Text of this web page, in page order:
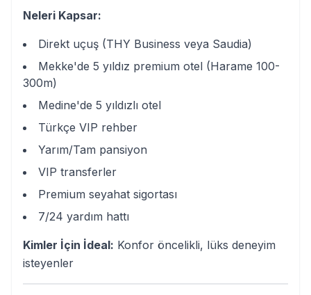
Neleri Kapsar:
Direkt uçuş (THY Business veya Saudia)
Mekke'de 5 yıldız premium otel (Harame 100-
300m)
Medine'de 5 yıldızlı otel
Türkçe VIP rehber
Yarım/Tam pansiyon
VIP transferler
Premium seyahat sigortası
7/24 yardım hattı
Kimler İçin İdeal: Konfor öncelikli, lüks deneyim
isteyenler